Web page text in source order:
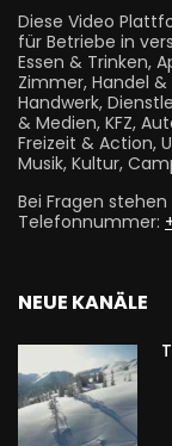
Diese Video
für Betriebe in
Essen & Trinken,
Zimmer, Handel
Handwerk,
& Medien, KFZ,
Freizeit & Action,
Musik, Kultur,
Bei Fragen
Telefonnummer:
NEUE KANÄLE